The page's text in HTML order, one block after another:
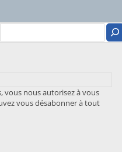
vous nous autorisez à vous
vous désabonner à tout